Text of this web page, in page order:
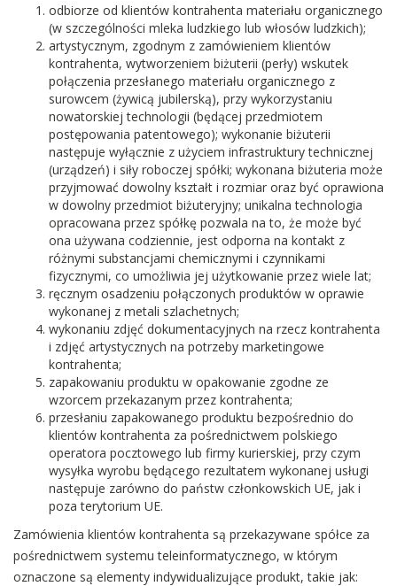
odbiorze od klientów kontrahenta materiału organicznego
(w szczególności mleka ludzkiego lub włosów ludzkich);
artystycznym, zgodnym z zamówieniem klientów
kontrahenta, wytworzeniem biżuterii (perły) wskutek
połączenia przesłanego materiału organicznego z
surowcem (żywicą jubilerską), przy wykorzystaniu
nowatorskiej technologii (będącej przedmiotem
postępowania patentowego); wykonanie biżuterii
następuje wyłącznie z użyciem infrastruktury technicznej
(urządzeń) i siły roboczej spółki; wykonana biżuteria może
przyjmować dowolny kształt i rozmiar oraz być oprawiona
w dowolny przedmiot biżuteryjny; unikalna technologia
opracowana przez spółkę pozwala na to, że może być
ona używana codziennie, jest odporna na kontakt z
różnymi substancjami chemicznymi i czynnikami
fizycznymi, co umożliwia jej użytkowanie przez wiele lat;
ręcznym osadzeniu połączonych produktów w oprawie
wykonanej z metali szlachetnych;
wykonaniu zdjęć dokumentacyjnych na rzecz kontrahenta
i zdjęć artystycznych na potrzeby marketingowe
kontrahenta;
zapakowaniu produktu w opakowanie zgodne ze
wzorcem przekazanym przez kontrahenta;
przesłaniu zapakowanego produktu bezpośrednio do
klientów kontrahenta za pośrednictwem polskiego
operatora pocztowego lub firmy kurierskiej, przy czym
wysyłka wyrobu będącego rezultatem wykonanej usługi
następuje zarówno do państw członkowskich UE, jak i
poza terytorium UE.
Zamówienia klientów kontrahenta są przekazywane spółce za
pośrednictwem systemu teleinformatycznego, w którym
oznaczone są elementy indywidualizujące produkt, takie jak: